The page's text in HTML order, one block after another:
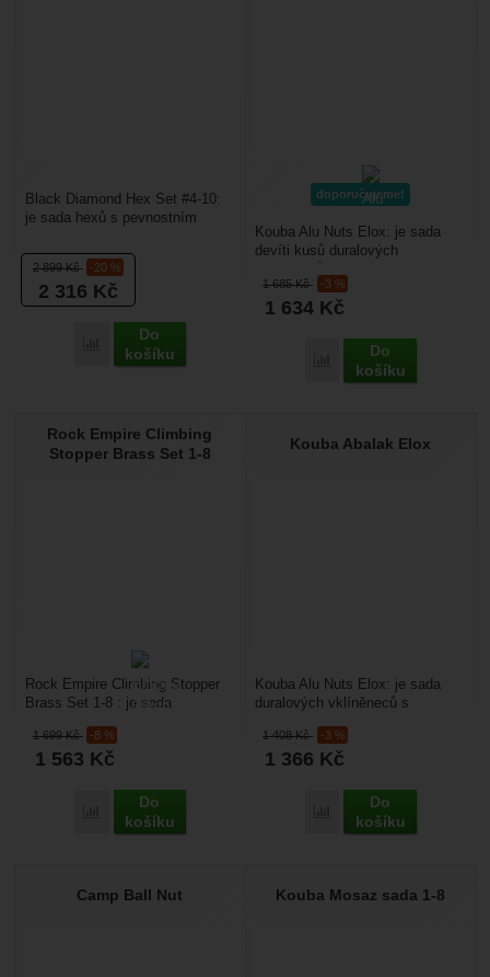
2 899Kč -20 %
2 316 Kč
Porovnat
Do
košíku
Black Diamond Hex Set #4-10:
je sada hexů s pevnostním
založení do spáry. ...
doporučujeme!
1 685Kč -3 %
1 634 Kč
Porovnat
Do
košíku
Kouba Alu Nuts Elox: je sada
devíti kusů duralových
pevnostním ocelovým...
Rock Empire Climbing
Stopper Brass Set 1-8
1 699Kč -8 %
1 563 Kč
Porovnat
Do
košíku
Rock Empire Climbing Stopper
Brass Set 1-8 : je sada
vklíněneců s pevnostním
ocelovým...
Kouba Abalak Elox
1 408Kč -3 %
1 366 Kč
Porovnat
Do
košíku
Kouba Alu Nuts Elox: je sada
duralových vklíněneců s
výhoda je v tom, že díky...
Camp Ball Nut Kouba Mosaz sada 1-8